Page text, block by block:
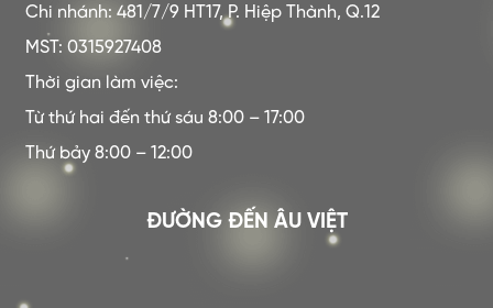
Chi nhánh: 481/7/9 HT17, P. Hiệp Thành, Q.12
MST: 0315927408
Thời gian làm việc:
Từ thứ hai đến thứ sáu 8:00 – 17:00
Thứ bảy 8:00 – 12:00
ĐƯỜNG ĐẾN ÂU VIỆT